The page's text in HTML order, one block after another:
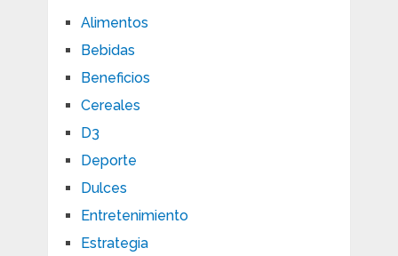
Alimentos
Bebidas
Beneficios
Cereales
D3
Deporte
Dulces
Entretenimiento
Estrategia